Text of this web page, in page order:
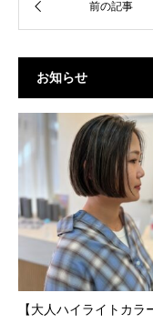
お知らせ
【大人ハイライトカラ